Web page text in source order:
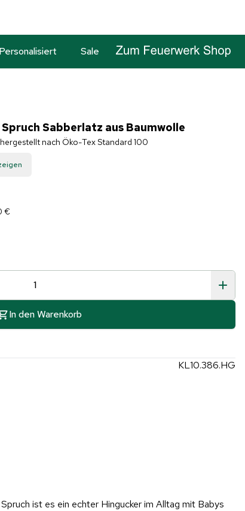
Personalisiert Sale
Sabberlatz aus Baumwolle
nach Öko-Tex Standard 100
€
In den Warenkorb
KL10.386.HG
ist es ein echter Hingucker im Alltag mit Babys